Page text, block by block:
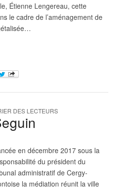
Étienne Lengereau, cette
le cadre de l’aménagement de
DES LECTEURS
en décembre 2017 sous la
du président du
administratif de Cergy-
la médiation réunit la ville